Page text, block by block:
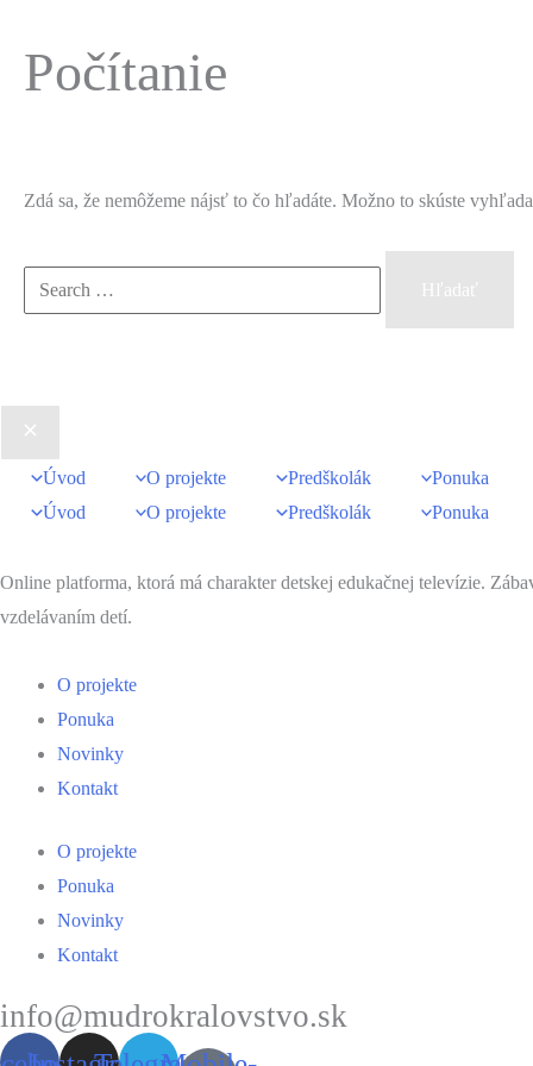
Počítanie
Zdá sa, že nemôžeme nájsť to čo hľadáte. Možno to skúste
Vyhľadať:
Úvod O projekte Predškolák Ponuka
Úvod
O projekte Predškolák Ponuka
Online platforma, ktorá má charakter detskej edukačnej televízie.
vzdelávaním detí.
Menu
O projekte
Ponuka
Novinky
Kontakt
Menu
O projekte
Ponuka
Novinky
Kontakt
info@mudrokralovstvo.sk